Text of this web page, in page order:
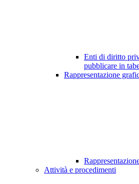
Enti di diritto
pubblicare in
Rappresentazione
Attività e procedimenti